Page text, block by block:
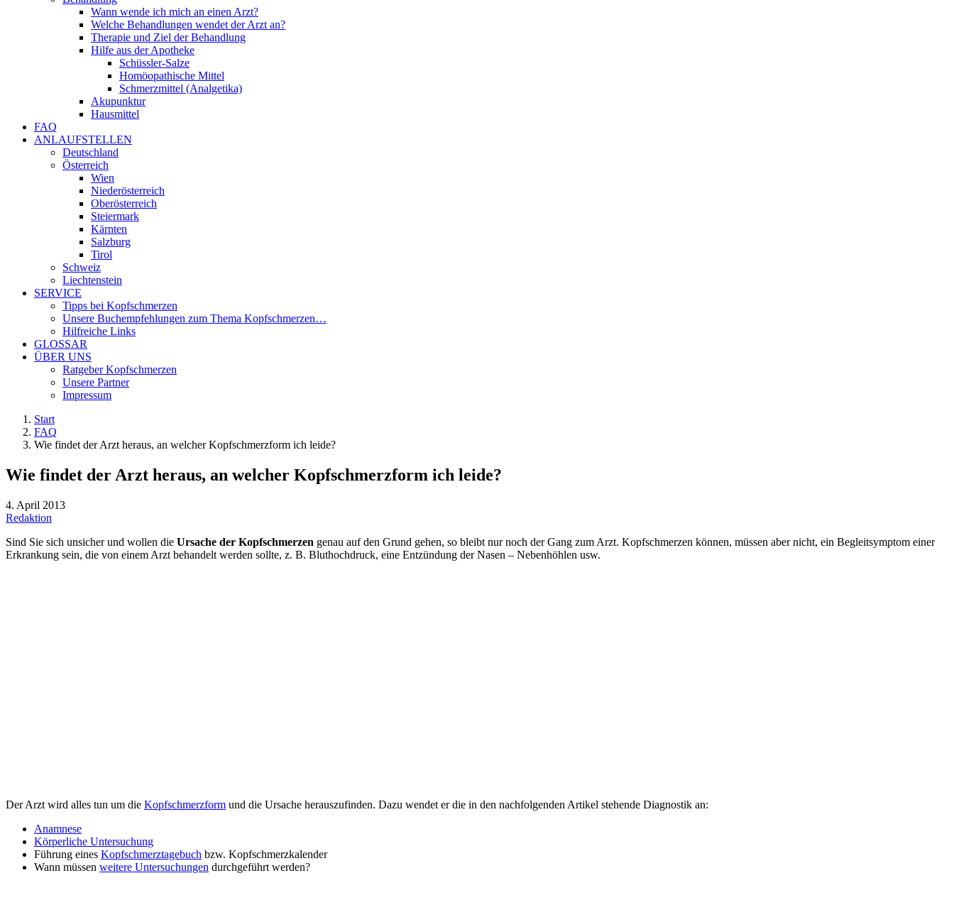
Wann wende ich mich an einen Arzt?
Welche Behandlungen wendet der Arzt an?
Therapie und Ziel der Behandlung
Hilfe aus der Apotheke
Schüssler-Salze
Homöopathische Mittel
Schmerzmittel (Analgetika)
Akupunktur
Hausmittel
FAQ
ANLAUFSTELLEN
Deutschland
Österreich
Wien
Niederösterreich
Oberösterreich
Steiermark
Kärnten
Salzburg
Tirol
Schweiz
Liechtenstein
SERVICE
Tipps bei Kopfschmerzen
Unsere Buchempfehlungen zum Thema Kopfschmerzen…
Hilfreiche Links
GLOSSAR
ÜBER UNS
Ratgeber Kopfschmerzen
Unsere Partner
Impressum
Start
FAQ
Wie findet der Arzt heraus, an welcher Kopfschmerzform ich leide?
Wie findet der Arzt heraus, an welcher Kopfschmerzform ich leide?
4. April 2013
Redaktion
Sind Sie sich unsicher und wollen die Ursache der Kopfschmerzen genau auf den Grund gehen, so bleibt nur noch der Gang zum Arzt. Kopfschmerzen können, müssen aber nicht, ein Begleitsymptom einer
Erkrankung sein, die von einem Arzt behandelt werden sollte, z. B. Bluthochdruck, eine Entzündung der Nasen – Nebenhöhlen usw.
Der Arzt wird alles tun um die Kopfschmerzform und die Ursache herauszufinden. Dazu wendet er die in den nachfolgenden Artikel stehende Diagnostik an:
Anamnese
Körperliche Untersuchung
Führung eines Kopfschmerztagebuch bzw. Kopfschmerzkalender
Wann müssen weitere Untersuchungen durchgeführt werden?